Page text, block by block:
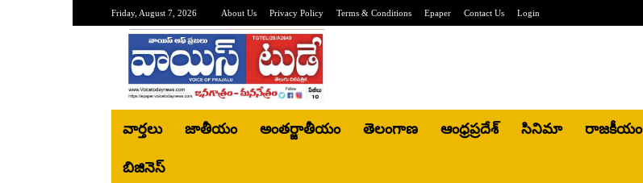
Friday, August 7, 2026 About Us Privacy Policy Terms & Conditions Epaper Contact Us Login
వార్తలు జాతీయం అంతర్జాతీయం తెలంగాణ ఆంధ్రప్రదేశ్ సినిమా రాజకీయం
బిజినెస్‌